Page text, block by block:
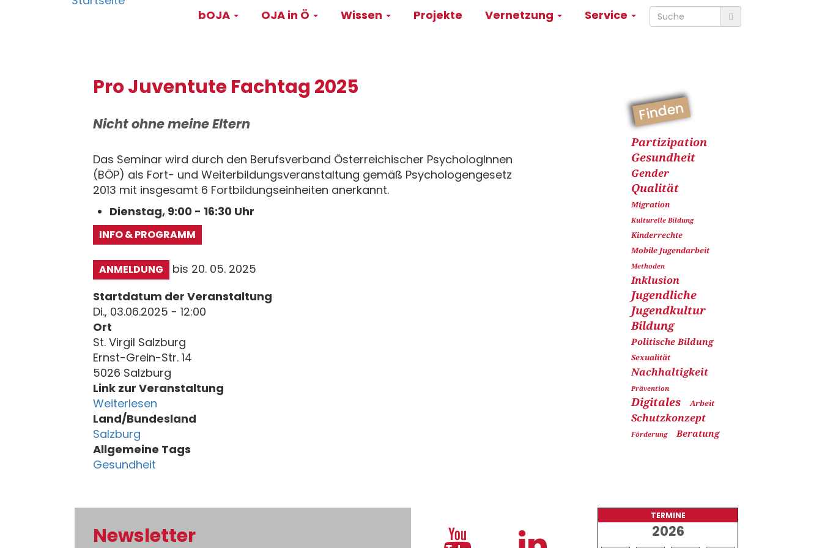
Main
bOJA OJA in Ö Wissen Projekte Vernetzung Service
Pro Juventute Fachtag 2025
Nicht ohne meine Eltern
Das Seminar wird durch den Berufsverband Österreichischer PsychologInnen
(BÖP) als Fort- und Weiterbildungsveranstaltung gemäß Psychologengesetz
2013 mit insgesamt 6 Fortbildungseinheiten anerkannt.
Dienstag, 9:00 - 16:30 Uhr
INFO & PROGRAMM
ANMELDUNG
bis 20. 05. 2025
Startdatum der Veranstaltung
Di., 03.06.2025 - 12:00
Ort
St. Virgil Salzburg
Ernst-Grein-Str. 14
5026 Salzburg
Link zur Veranstaltung
Weiterlesen
Land/Bundesland
Salzburg
Allgemeine Tags
Gesundheit
Finden
Partizipation
Gesundheit
Gender
Qualität
Migration
Kulturelle Bildung
Kinderrechte
Mobile Jugendarbeit
Methoden
Inklusion
Jugendliche
Jugendkultur
Bildung
Politische Bildung
Sexualität
Nachhaltigkeit
Prävention
Digitales Arbeit
Schutzkonzept
Förderung Beratung
Newsletter
TERMINE
2026